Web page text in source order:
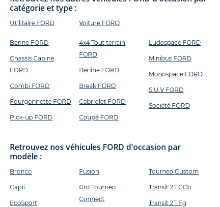
catégorie et type :
Utilitaire FORD Voiture FORD
Benne FORD
Chassis Cabine
FORD
Combi FORD
Fourgonnette FORD
Pick-up FORD
4x4 Tout terrain
FORD
Berline FORD
Break FORD
Cabriolet FORD
Coupé FORD
Ludospace FORD
Minibus FORD
Monospace FORD
S.U.V FORD
Société FORD
Retrouvez nos véhicules FORD d'occasion par
modèle :
Bronco
Capri
EcoSport
Fusion
Grd Tourneo
Connect
Tourneo Custom
Transit 2T CCb
Transit 2T Fg